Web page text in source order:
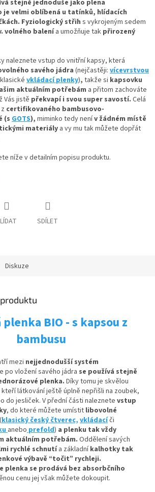
stejně jednoduše jako plena
je velmi oblíbená u tatínků, hlídacích
Fyziologický střih s vykrojeným sedem
volného balenía umožňuje tak přirozený
naleznete vstup do vnitřní kapsy, která
savého jádra(nejčastěji: vícevrstvou
vkládací plenky), takže si kapsovku
aktuálním potřebám a přitom zachováte
Vás jistě překvapí i svou super savostí. Celá
certifikovaného bambusovo-
(s GOTS), miminko tedy nenív žádném místě
materiály a vy mu tak můžete dopřát
níže v detailním popisu produktu.
SDÍLET
Diskuze
plenka BIO - s kapsou z
bambusu
mezi nejjednodušší systém
po vložení savého jádra se používá stejně
plenka. Díky tomu je skvělou
látkování ještě úplně nepřišli na zoubek,
do jesliček. V přední části naleznete vstup
, do které můžete umístit libovolné
(klasický český čtverec, vkládacíči
aneboprefold) a plenku tak vždy
aktuálním potřebám. Oddělení savých
rychlé schnutía základníkalhotky tak
výbavě “točit” rychleji.
plenka se prodává bez absorbčního
cenu jej však můžete dokoupit.